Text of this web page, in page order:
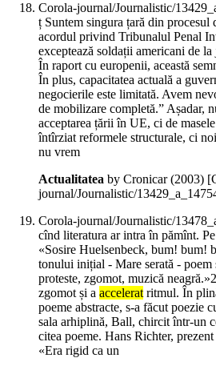
Corola-journal/Journalistic/
ț Suntem singura țară din procesul
acordul privind Tribunalul Penal
exceptează soldații americani de
În raport cu europenii, această
În plus, capacitatea actuală a
negocierile este limitată. Avem
de mobilizare completă.” Așadar,
acceptarea țării în UE, ci de
întîrziat reformele structurale, ci
nu vrem
Actualitatea by Cronicar (2003)
journal/Journalistic/
Corola-journal/Journalistic/
cînd literatura ar intra în pămînt.
«Sosire Huelsenbeck, bum! bum!
tonului inițial - Mare serată -
proteste, zgomot, muzică
zgomot și a acceleratritmul. În
poeme abstracte, s-a făcut poezie
sala arhiplină, Ball, chircit într-un
citea poeme. Hans Richter, prezent
«Era rigid ca un